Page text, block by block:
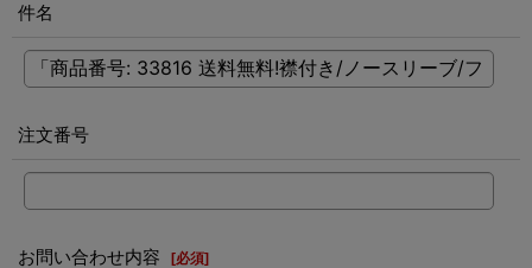
件名
注文番号
お問い合わせ内容 [必須]